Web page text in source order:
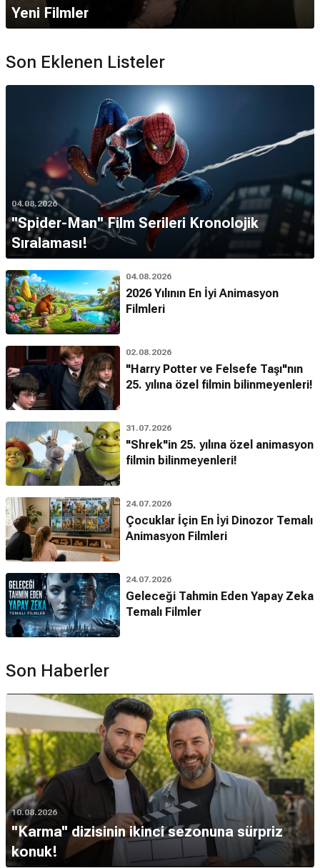
Yeni Filmler
Son Eklenen Listeler
04.08.2026
''Spider-Man'' Film Serileri Kronolojik
Sıralaması!
04.08.2026
2026 Yılının En İyi Animasyon
Filmleri
02.08.2026
"Harry Potter ve Felsefe Taşı"nın
25. yılına özel filmin bilinmeyenleri!
31.07.2026
"Shrek"in 25. yılına özel animasyon
filmin bilinmeyenleri!
24.07.2026
Çocuklar İçin En İyi Dinozor Temalı
Animasyon Filmleri
24.07.2026
Geleceği Tahmin Eden Yapay Zeka
Temalı Filmler
Son Haberler
10.08.2026
''Karma'' dizisinin ikinci sezonuna sürpriz
konuk!